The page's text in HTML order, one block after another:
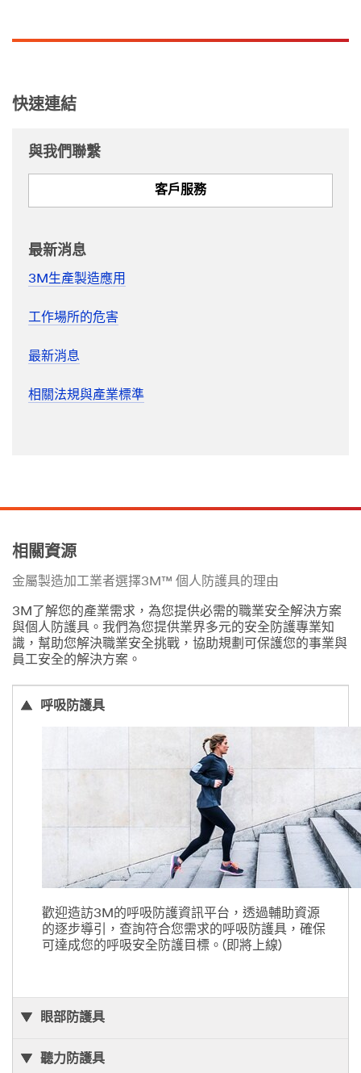
快速連結
與我們聯繫
客戶服務
最新消息
3M生產製造應用
工作場所的危害
最新消息
相關法規與產業標準
相關資源
金屬製造加工業者選擇3M™ 個人防護具的理由
3M了解您的產業需求，為您提供必需的職業安全解決方案
與個人防護具。我們為您提供業界多元的安全防護專業知
識，幫助您解決職業安全挑戰，協助規劃可保護您的事業與
員工安全的解決方案。
呼吸防護具
歡迎造訪3M的呼吸防護資訊平台，透過輔助資源
的逐步導引，查詢符合您需求的呼吸防護具，確保
可達成您的呼吸安全防護目標。(即將上線)
眼部防護具
聽力防護具